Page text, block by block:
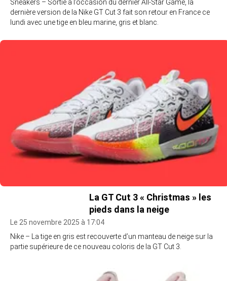
Sneakers – Sortie à l’occasion du dernier All-Star Game, la
dernière version de la Nike GT Cut 3 fait son retour en France ce
lundi avec une tige en bleu marine, gris et blanc.
La GT Cut 3 « Christmas » les
pieds dans la neige
Le 25 novembre 2025 à 17:04
Nike – La tige en gris est recouverte d’un manteau de neige sur la
partie supérieure de ce nouveau coloris de la GT Cut 3.